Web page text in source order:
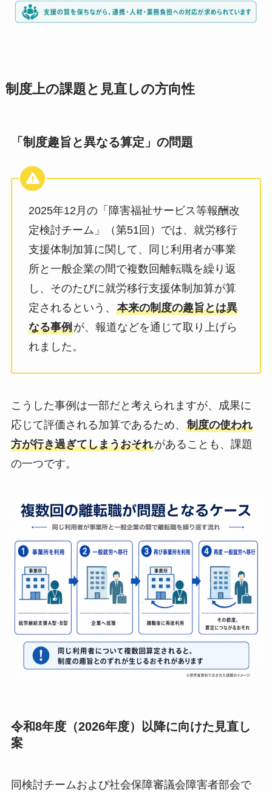
制度上の課題と見直しの方向性
「制度趣旨と異なる算定」の問題
2025年12月の「障害福祉サービス等報酬改
定検討チーム」（第51回）では、就労移行
支援体制加算に関して、同じ利用者が事業
所と一般企業の間で複数回離転職を繰り返
し、そのたびに就労移行支援体制加算が算
定されるという、 本来の制度の趣旨とは異
なる事例が、報道などを通じて取り上げら
れました。
こうした事例は一部だと考えられますが、成果に
応じて評価される加算であるため、 制度の使われ
方が行き過ぎてしまうおそれがあることも、課題
の一つです。
令和8年度（2026年度）以降に向けた見直し
案
同検討チームおよび社会保障審議会障害者部会で